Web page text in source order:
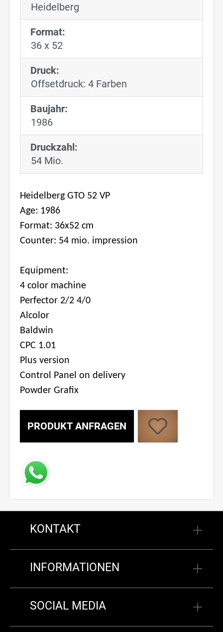
Heidelberg
Format:
36 x 52
Druck:
Offsetdruck: 4 Farben
Baujahr:
1986
Druckzahl:
54 Mio.
Heidelberg GTO 52 VP
Age: 1986
Format: 36x52 cm
Counter: 54 mio. impression
Equipment:
4 color machine
Perfector 2/2 4/0
Alcolor
Baldwin
CPC 1.01
Plus version
Control Panel on delivery
Powder Grafix
PRODUKT ANFRAGEN
KONTAKT
INFORMATIONEN
SOCIAL MEDIA